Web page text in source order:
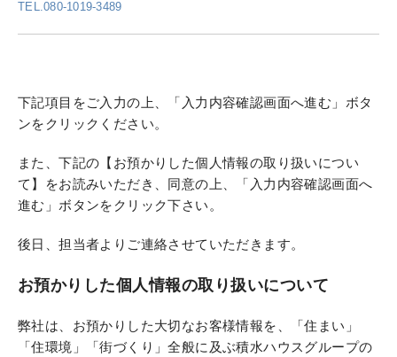
TEL.080-1019-3489
下記項目をご入力の上、「入力内容確認画面へ進む」ボタ
ンをクリックください。
また、下記の【お預かりした個人情報の取り扱いについ
て】をお読みいただき、同意の上、「入力内容確認画面へ
進む」ボタンをクリック下さい。
後日、担当者よりご連絡させていただきます。
お預かりした個人情報の取り扱いについて
弊社は、お預かりした大切なお客様情報を、「住まい」
「住環境」「街づくり」全般に及ぶ積水ハウスグループの